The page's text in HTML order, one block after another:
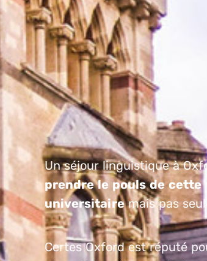
Un séjour linguistique à
prendre le pouls de cette
universitairemais pas
Certes Oxford est réputé